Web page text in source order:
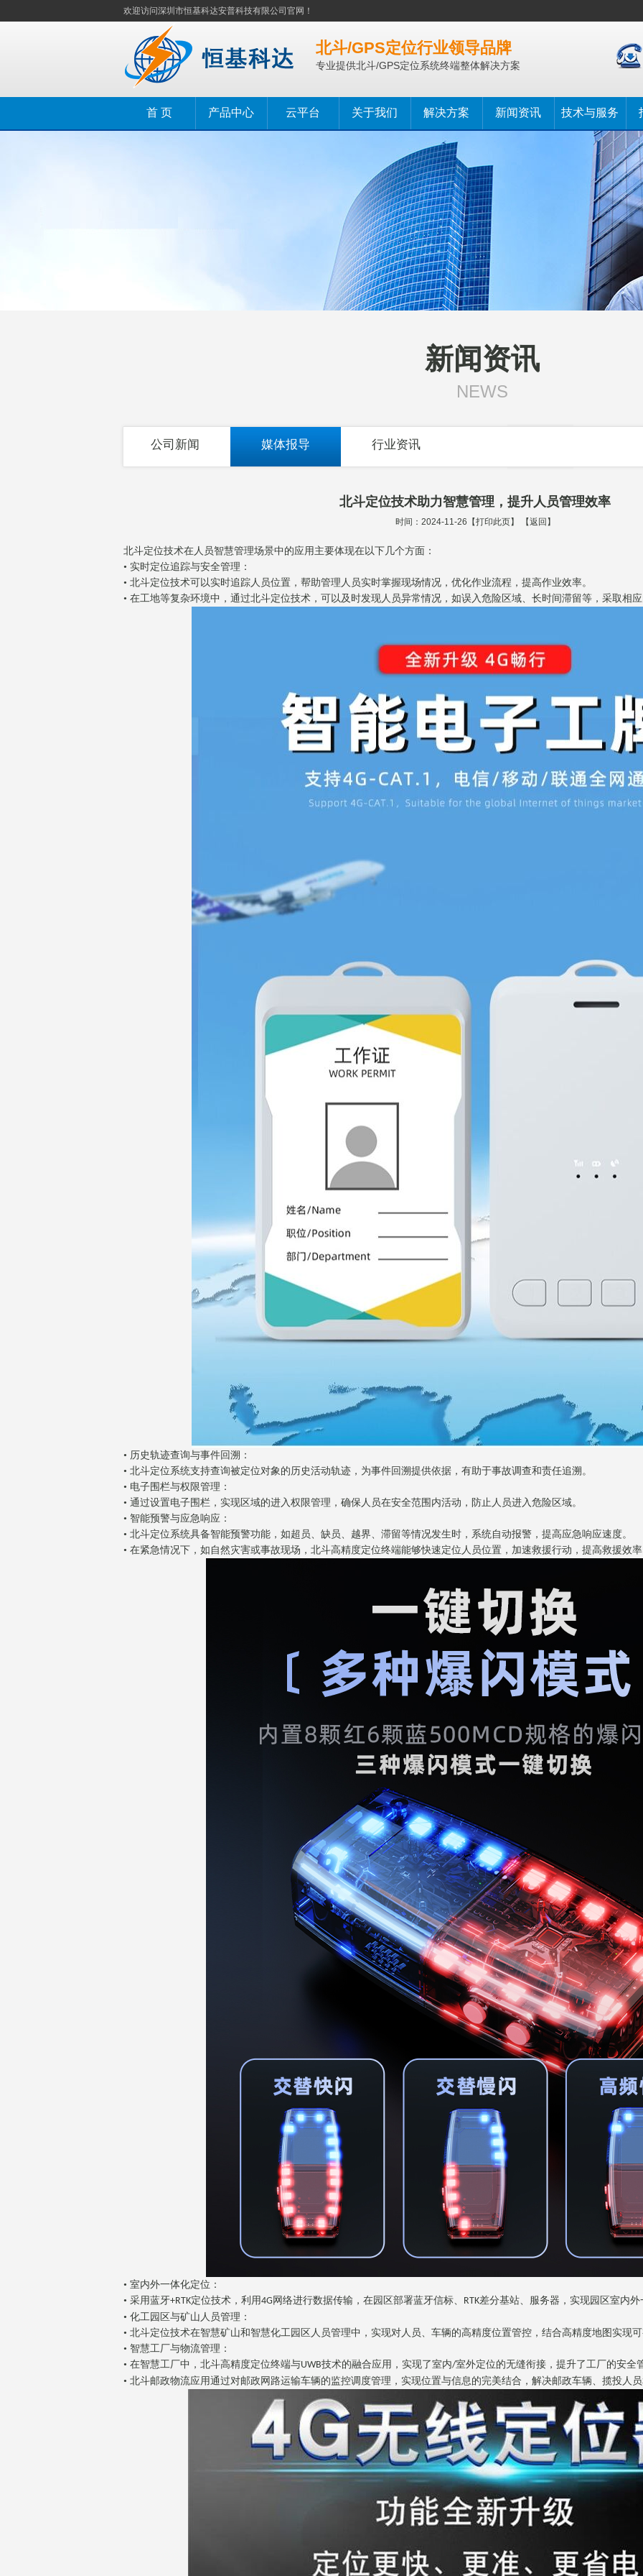
欢迎访问深圳市恒基科达安普科技有限公司官网！
北斗/GPS定位行业领导品牌
专业提供北斗/GPS定位系统终端整体解决方案
首 页 产品中心 云平台 关于我们 解决方案 新闻资讯 技术与服务
新闻资讯
NEWS
公司新闻 媒体报导 行业资讯
北斗定位技术助力智慧管理，提升人员管理效率
时间：2024-11-26【打印此页】 【返回 】
北斗定位技术在人员智慧管理场景中的应用主要体现在以下几个方面：
• 实时定位追踪与安全管理：
• 北斗定位技术可以实时追踪人员位置，帮助管理人员实时掌握现场情况，优化作业流程，提高作业效率。
• 在工地等复杂环境中，通过北斗定位技术，可以及时发现人员异常情况，如误入危险区域、长时间滞留等，采取相
• 历史轨迹查询与事件回溯：
• 北斗定位系统支持查询被定位对象的历史活动轨迹，为事件回溯提供依据，有助于事故调查和责任追溯。
• 电子围栏与权限管理：
• 通过设置电子围栏，实现区域的进入权限管理，确保人员在安全范围内活动，防止人员进入危险区域。
• 智能预警与应急响应：
• 北斗定位系统具备智能预警功能，如超员、缺员、越界、滞留等情况发生时，系统自动报警，提高应急响应速度。
• 在紧急情况下，如自然灾害或事故现场，北斗高精度定位终端能够快速定位人员位置，加速救援行动，提高救援效
• 室内外一体化定位：
• 采用蓝牙+RTK定位技术，利用4G 网络进行数据传输，在园区部署蓝牙信标、 RTK差分基站、服务器，实现园区室内
• 化工园区与矿山人员管理：
• 北斗定位技术在智慧矿山和智慧化工园区人员管理中，实现对人员、车辆的高精度位置管控，结合高精度地图实现
• 智慧工厂与物流管理：
• 在智慧工厂中，北斗高精度定位终端与UWB技术的融合应用，实现了室内/室外定位的无缝衔接，提升了工厂的安全
• 北斗邮政物流应用通过对邮政网路运输车辆的监控调度管理，实现位置与信息的完美结合，解决邮政车辆、揽投人